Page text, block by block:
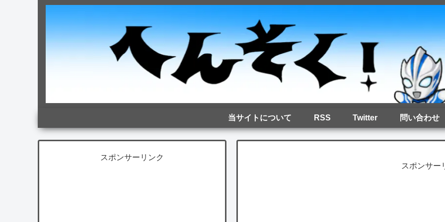
当サイトについて RSS Twitter 問い合わせ
スポンサー
スポンサーリンク